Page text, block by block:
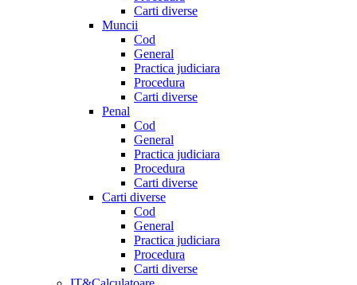
Carti diverse
Muncii
Cod
General
Practica judiciara
Procedura
Carti diverse
Penal
Cod
General
Practica judiciara
Procedura
Carti diverse
Carti diverse
Cod
General
Practica judiciara
Procedura
Carti diverse